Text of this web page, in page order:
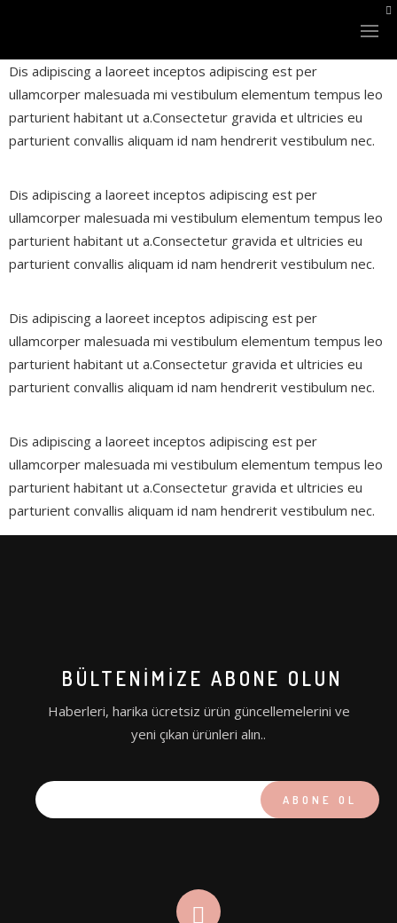
LAZER SİSTEMLERİ
XLASE PLUS
FINEXEL CO2
XLASE BBL
XLASE ER:YAG
XLASE ALEX PRO
COAXMED ONE
CRYOLIPOSCULPT
CİLT SİSTEMLERİ
GENTLO (SILKRO)
PICOHI
Dis adipiscing a laoreet inceptos adipiscing est per
ullamcorper malesuada mi vestibulum elementum tempus leo
parturient habitant ut a.Consectetur gravida et ultricies eu
parturient convallis aliquam id nam hendrerit vestibulum nec.
Dis adipiscing a laoreet inceptos adipiscing est per
ullamcorper malesuada mi vestibulum elementum tempus leo
parturient habitant ut a.Consectetur gravida et ultricies eu
parturient convallis aliquam id nam hendrerit vestibulum nec.
Dis adipiscing a laoreet inceptos adipiscing est per
ullamcorper malesuada mi vestibulum elementum tempus leo
parturient habitant ut a.Consectetur gravida et ultricies eu
parturient convallis aliquam id nam hendrerit vestibulum nec.
Dis adipiscing a laoreet inceptos adipiscing est per
ullamcorper malesuada mi vestibulum elementum tempus leo
parturient habitant ut a.Consectetur gravida et ultricies eu
parturient convallis aliquam id nam hendrerit vestibulum nec.
BÜLTENIMIZE ABONE OLUN
Haberleri, harika ücretsiz ürün güncellemelerini ve
yeni çıkan ürünleri alın..